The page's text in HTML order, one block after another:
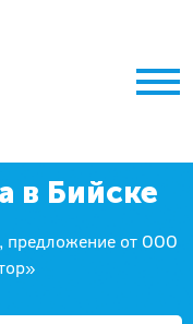
в Бийске
предложение от ООО